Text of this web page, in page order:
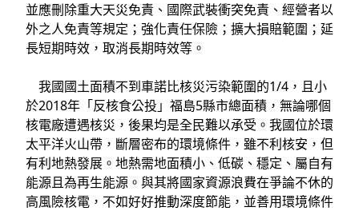
並應刪除重大天災免責、國際武裝衝突免責、經營者以
外之人免責等規定；強化責任保險；擴大損賠範圍；延
長短期時效，取消長期時效等。
我國國土面積不到車諾比核災污染範圍的1/4，且小
於2018年「反核食公投」福島5縣市總面積，無論哪個
核電廠遭遇核災，後果均是全民難以承受。我國位於環
太平洋火山帶，斷層密布的環境條件，雖不利核安，但
有利地熱發展。地熱需地面積小、低碳、穩定、屬自有
能源且為再生能源。與其將國家資源浪費在爭論不休的
高風險核電，不如好好推動深度節能，並善用環境條件